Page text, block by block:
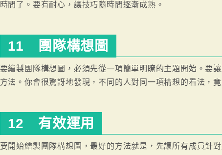
時間了。要有耐心，讓技巧隨時間逐漸成熟。
11 團隊構想圖
要繪製團隊構想圖，必須先從一項簡單明瞭的主題開始。要
方法。你會很驚訝地發現，不同的人對同一項構想的看法，竟
12 有效運用
要開始繪製團隊構想圖，最好的方法就是，先讓所有成員針